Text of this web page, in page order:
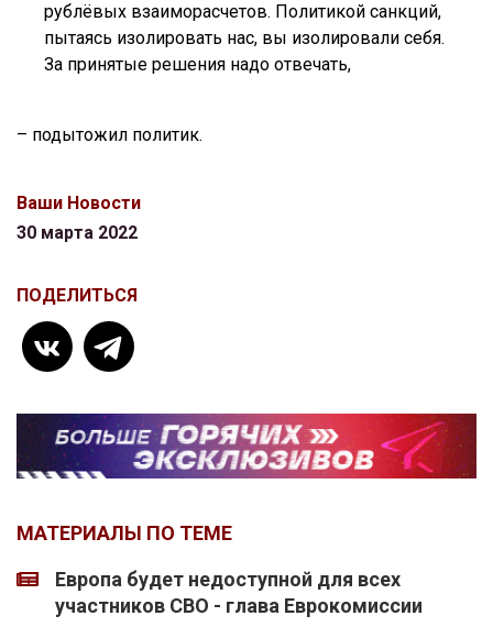
рублёвых взаиморасчетов. Политикой санкций,
пытаясь изолировать нас, вы изолировали себя.
За принятые решения надо отвечать,
– подытожил политик.
Ваши Новости
30 марта 2022
ПОДЕЛИТЬСЯ
МАТЕРИАЛЫ ПО ТЕМЕ
Европа будет недоступной для всех
участников СВО - глава Еврокомиссии